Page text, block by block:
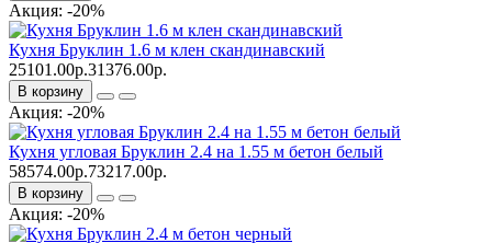
Акция: -20%
Кухня Бруклин 1.6 м клен скандинавский
25101.00р.31376.00р.
В корзину
Акция: -20%
Кухня угловая Бруклин 2.4 на 1.55 м бетон белый
58574.00р.73217.00р.
В корзину
Акция: -20%